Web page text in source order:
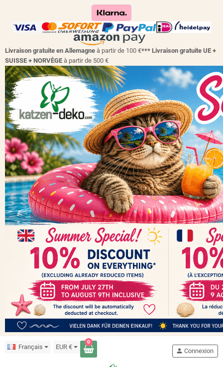
Livraison gratuite en Allemagne à partir de 100 €*** Livraison gratuite UE +
SUISSE + NORVÈGE à partir de 500 €
Français EUR €
0
person Connexion